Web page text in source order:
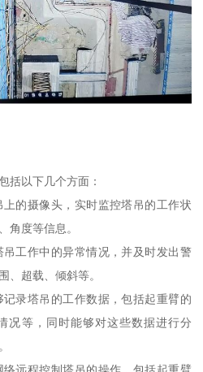
括以下几个方面：
的摄像头，实时监控塔吊的工作状
角度等信息。
工作中的异常情况，并及时发出警
、超载、倾斜等。
录塔吊的工作数据，包括起重臂的
况等，同时能够对这些数据进行分